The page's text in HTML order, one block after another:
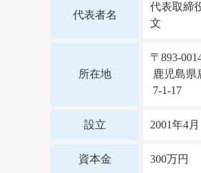
代表者名
代表取締
文
所在地
〒893-
鹿児島県
7-1-17
設立 2001年4月
資本金 300万円